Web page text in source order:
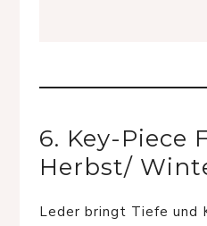
6. Key-Piece
Herbst/
Leder bringt Tiefe und